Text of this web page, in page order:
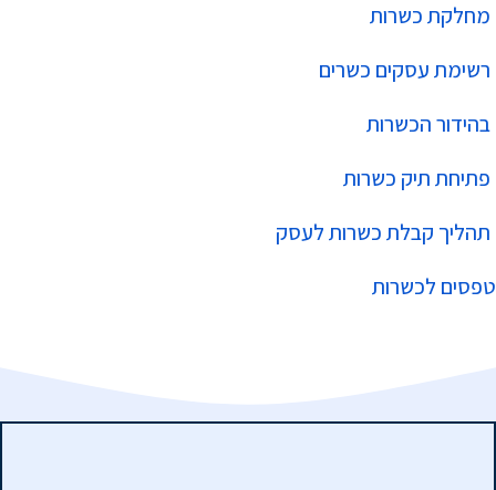
מחלקת כשרות
רשימת עסקים כשרים
בהידור הכשרות
פתיחת תיק כשרות
תהליך קבלת כשרות לעסק
טפסים לכשרות